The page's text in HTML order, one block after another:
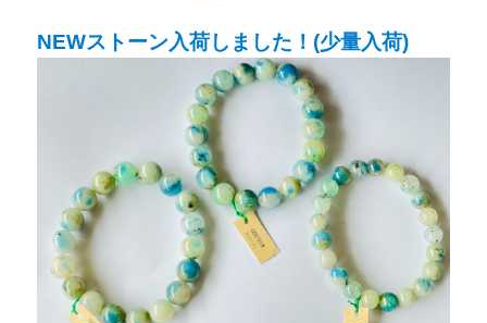
NEWストーン入荷しました！(少量入荷)